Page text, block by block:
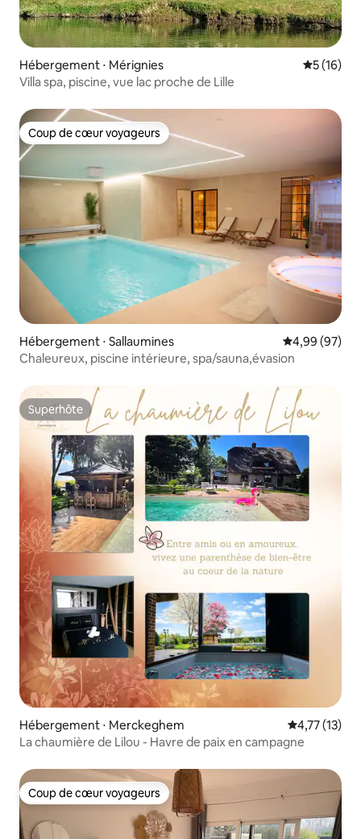
Hébergement ⋅ Mérignies
5 (16)
Villa spa, piscine, vue lac proche de Lille
Coup de cœur voyageurs
Coup de cœur voyageurs
Hébergement ⋅ Sallaumines Évaluation
4,99 (97)
Chaleureux, piscine intérieure, spa/sauna,évasion
Superhôte
Superhôte
Hébergement ⋅ Merckeghem Évaluation
4,77 (13)
La chaumière de Lilou - Havre de paix en campagne
Coup de cœur voyageurs
Coup de cœur voyageurs